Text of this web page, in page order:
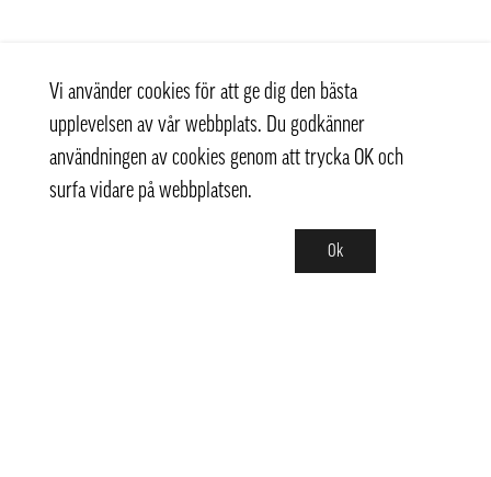
Vi använder cookies för att ge dig den bästa
upplevelsen av vår webbplats. Du godkänner
användningen av cookies genom att trycka OK och
surfa vidare på webbplatsen.
Ok